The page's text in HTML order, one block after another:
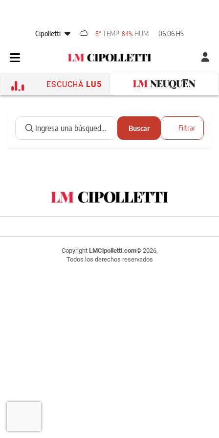
Cipolletti 5° TEMP 84% HUM 06:06 HS
ESCUCHÁ LU5
Buscar Filtrar
Copyright LMCipolletti.com© 2026,
Todos los derechos reservados